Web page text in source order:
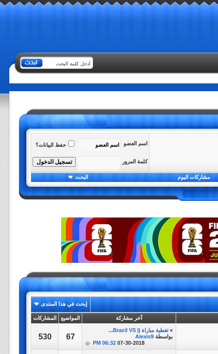
اسم العضو حفظ البيانات؟
كلمة المرور
مشاركات اليوم البحث
إبحث في هذا المنتدى
آخر مشاركة المواضيع المشاركات
»تغطية مباراة || Brazil VS...
بواسطة Alexis9
07-30-2018
06:32 PM
67
530